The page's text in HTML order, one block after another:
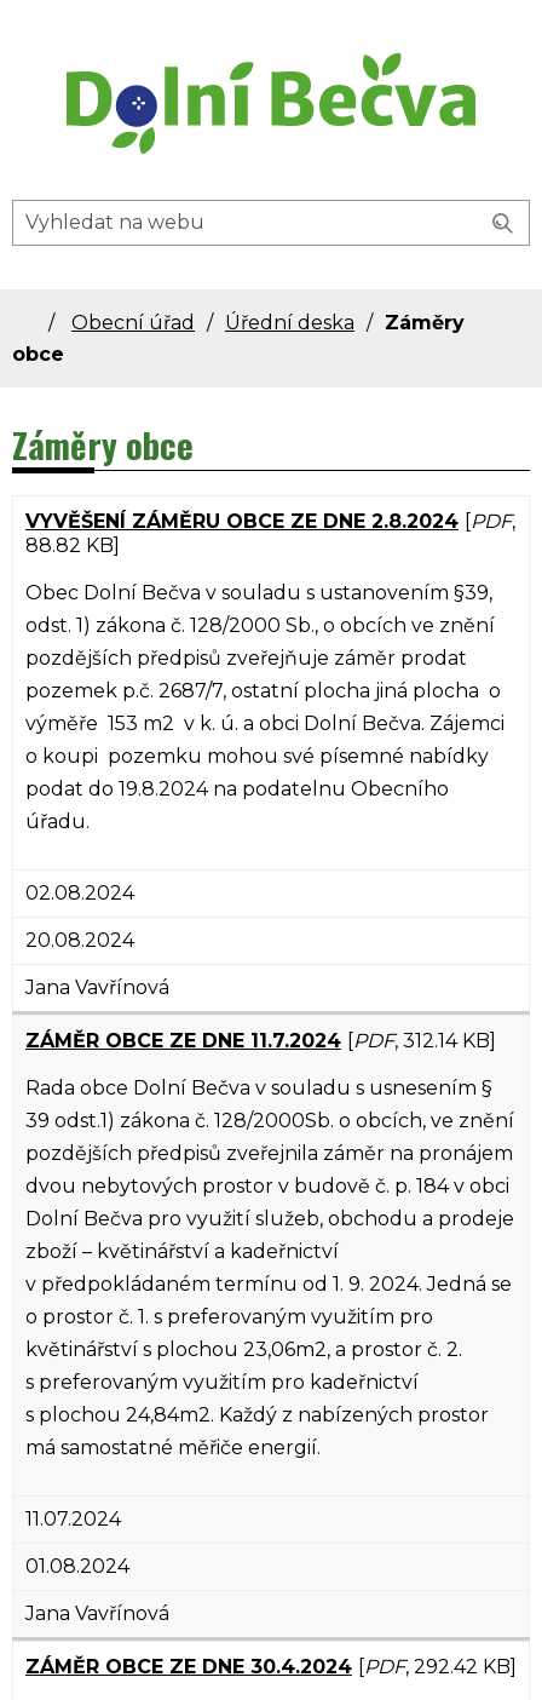
Dolní Bečva - oficiální stránky obce
Obecní úřad Úřední deska
Záměry
obce
Záměry obce
VYVĚŠENÍ ZÁMĚRU OBCE ZE DNE 2.8.2024 PDF,
88.82 KB]
Obec Dolní Bečva v souladu s ustanovením §39,
odst. 1) zákona č. 128/2000 Sb., o obcích ve znění
pozdějších předpisů zveřejňuje záměr prodat
pozemek p.č. 2687/7, ostatní plocha jiná plocha o
výměře 153 m2 v k. ú. a obci Dolní Bečva. Zájemci
o koupi pozemku mohou své písemné nabídky
podat do 19.8.2024 na podatelnu Obecního
úřadu.
02.08.2024
20.08.2024
Jana Vavřínová
ZÁMĚR OBCE ZE DNE 11.7.2024 PDF, 312.14 KB]
Rada obce Dolní Bečva v souladu s usnesením §
39 odst.1) zákona č. 128/2000Sb. o obcích, ve znění
pozdějších předpisů zveřejnila záměr na pronájem
dvou nebytových prostor v budově č. p. 184 v obci
Dolní Bečva pro využití služeb, obchodu a prodeje
zboží – květinářství a kadeřnictví
v předpokládaném termínu od 1. 9. 2024. Jedná se
o prostor č. 1. s preferovaným využitím pro
květinářství s plochou 23,06m2, a prostor č. 2.
s preferovaným využitím pro kadeřnictví
s plochou 24,84m2. Každý z nabízených prostor
má samostatné měřiče energií.
11.07.2024
01.08.2024
Jana Vavřínová
ZÁMĚR OBCE ZE DNE 30.4.2024 PDF, 292.42 KB]